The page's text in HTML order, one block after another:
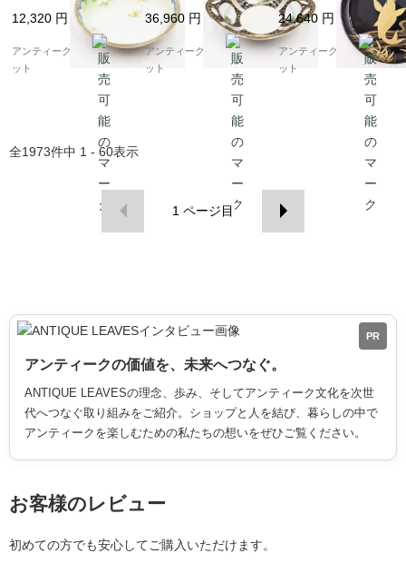
ート皿 ボウル NORITA
KE 日本製 アンティー
ク（水色縁・クリーム
色の花）A
12,320 円
アンティークブルーパロ
ット
バル ボウル 耳付き NO
RITAKE 日本製 アンテ
ィーク（黒地に金彩・4
つ窓風景画）
36,960 円
アンティークブルーパロ
ット
ーク 漆器 上品 おもて
なし アート（昇り鯉・
竹・月）
24,640 円
アンティークブルーパロ
ット
全1973件中 1 - 60表示
1 ページ目
PR
アンティークの価値を、未来へつなぐ。
ANTIQUE LEAVESの理念、歩み、そしてアンティーク文化を次世
代へつなぐ取り組みをご紹介。ショップと人を結び、暮らしの中で
アンティークを楽しむための私たちの想いをぜひご覧ください。
お客様のレビュー
初めての方でも安心してご購入いただけます。